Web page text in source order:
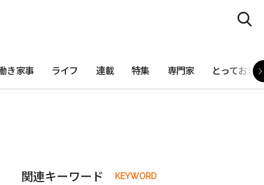
き家事 ライフ 連載 特集 専門家 とっておき
関連キーワード KEYWORD